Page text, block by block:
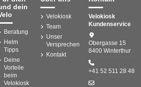
dein
Beratung
Helm
Tipps
Deine
Vorteile
beim
Velokiosk
Velokiosk
Team
Unser
Versprechen
Kontakt
Velokiosk
Kundenservice
Obergasse 15
8400 Winterthur
+41 52 511 28 48